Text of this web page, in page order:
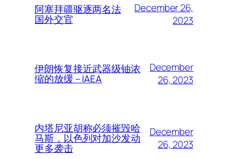
阿塞拜疆驱逐两名法
国外交官
December 26,
2023
伊朗恢复接近武器级铀浓
缩的放缓 – IAEA
December
26, 2023
内塔尼亚胡称必须摧毁哈
马斯，以色列对加沙发动
更多袭击
December
26, 2023